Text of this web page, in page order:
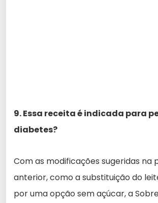
9. Essa receita é indicada para
diabetes?
Com as modificações sugeridas na
anterior, como a substituição do
por uma opção sem açúcar, a